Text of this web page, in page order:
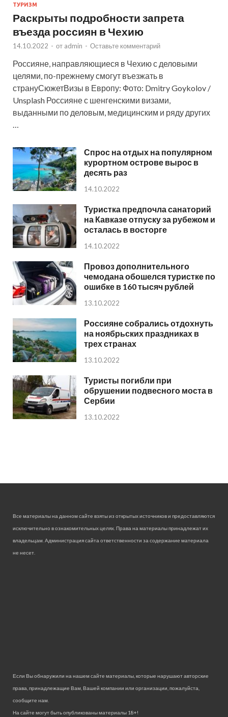
ТУРИЗМ
Раскрыты подробности запрета
въезда россиян в Чехию
14.10.2022 - от admin - Оставьте комментарий
Россияне, направляющиеся в Чехию с деловыми
целями, по-прежнему смогут въезжать в
странуСюжетВизы в Европу: Фото: Dmitry Goykolov /
Unsplash Россияне с шенгенскими визами,
выданными по деловым, медицинским и ряду других
Спрос на отдых на популярном
курортном острове вырос в
десять раз
14.10.2022
Туристка предпочла санаторий
на Кавказе отпуску за рубежом и
осталась в восторге
14.10.2022
Провоз дополнительного
чемодана обошелся туристке по
ошибке в 160 тысяч рублей
13.10.2022
Россияне собрались отдохнуть
на ноябрьских праздниках в
трех странах
13.10.2022
Туристы погибли при
обрушении подвесного моста в
Сербии
13.10.2022
Все материалы на данном сайте взяты из открытых источников и предоставляются
исключительно в ознакомительных целях. Права на материалы принадлежат их
владельцам. Администрация сайта ответственности за содержание материала
не несет.
Если Вы обнаружили на нашем сайте материалы, которые нарушают авторские
права, принадлежащие Вам, Вашей компании или организации, пожалуйста,
сообщите нам.
На сайте могут быть опубликованы материалы 18+!